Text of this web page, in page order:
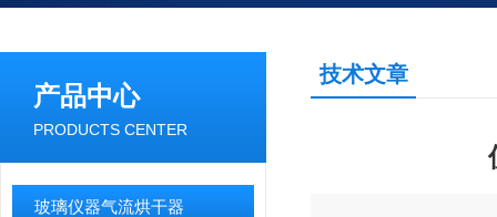
产品中心
PRODUCTS CENTER
玻璃仪器气流烘干器
技术文章